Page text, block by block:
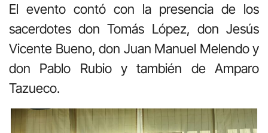
El evento contó con la presencia de los
sacerdotes don Tomás López, don Jesús
Vicente Bueno, don Juan Manuel Melendo y
don Pablo Rubio y también de Amparo
Tazueco.